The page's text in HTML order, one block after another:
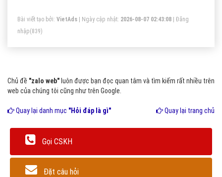
Bài viết tạo bởi: VietAds | Ngày cập nhật: 2026-08-07 02:43:08
Đăng
nhập(839)
Chủ đề "zalo web" luôn được bạn đọc quan tâm và tìm kiếm rất nhiều trên
web của chúng tôi cũng như trên Google.
Quay lại danh mục "Hỏi đáp là gì" Quay lại trang chủ
Gọi CSKH
Đặt câu hỏi